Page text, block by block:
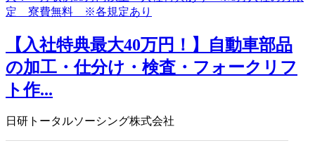
【入社特典最大40万円！】自動車部品
の加工・仕分け・検査・フォークリフ
ト作...
日研トータルソーシング株式会社